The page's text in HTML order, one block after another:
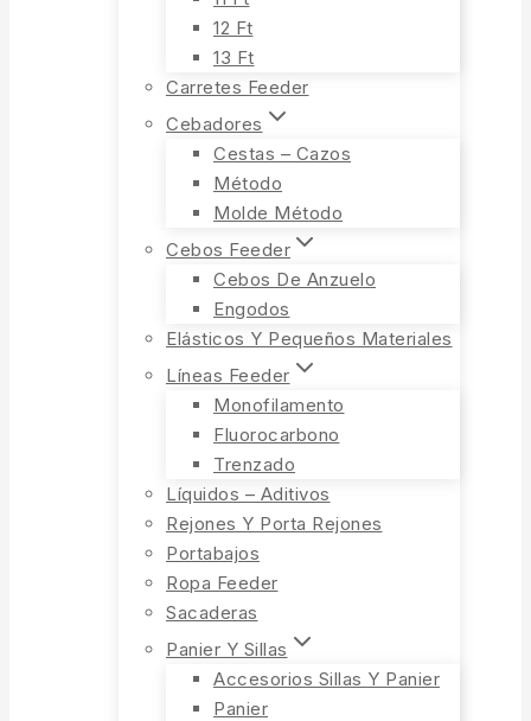
12 Ft
13 Ft
Carretes Feeder
Cebadores
Cestas – Cazos
Método
Molde Método
Cebos Feeder
Cebos De Anzuelo
Engodos
Elásticos Y Pequeños Materiales
Líneas Feeder
Monofilamento
Fluorocarbono
Trenzado
Líquidos – Aditivos
Rejones Y Porta Rejones
Portabajos
Ropa Feeder
Sacaderas
Panier Y Sillas
Accesorios Sillas Y Panier
Panier